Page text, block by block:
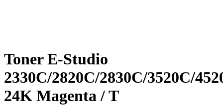
Toner E-Studio
2330C/2820C/2830C/3520C/
24K Magenta / T